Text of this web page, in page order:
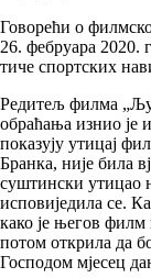
Говорећи о
26. фебруара 2020.
тиче спортских
Редитељ филма
обраћања изнио је
показују утицај
Бранка, није била
суштински утицао
исповиједила се.
како је његов
потом открила да
Господом мјесец